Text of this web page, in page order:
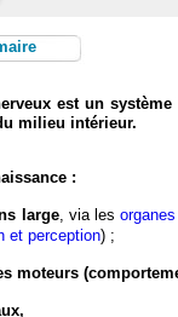
est un
milieu intérieur.
:
large, via les
et perception) ;
moteurs